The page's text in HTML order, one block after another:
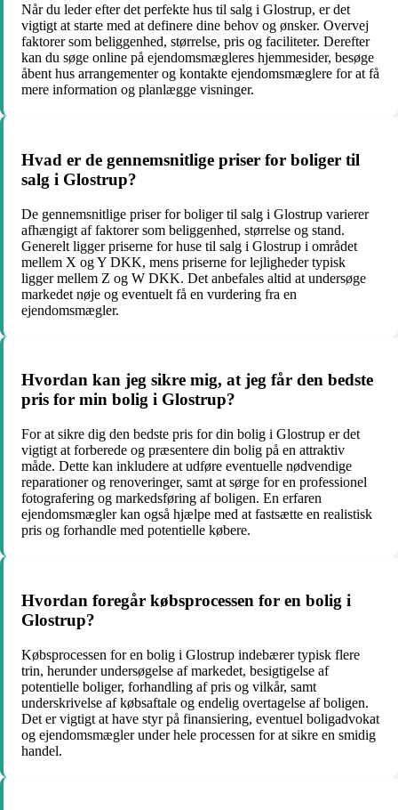
Når du leder efter det perfekte hus til salg i Glostrup, er det
vigtigt at starte med at definere dine behov og ønsker. Overvej
faktorer som beliggenhed, størrelse, pris og faciliteter. Derefter
kan du søge online på ejendomsmægleres hjemmesider, besøge
åbent hus arrangementer og kontakte ejendomsmæglere for at få
mere information og planlægge visninger.
Hvad er de gennemsnitlige priser for boliger til
salg i Glostrup?
De gennemsnitlige priser for boliger til salg i Glostrup varierer
afhængigt af faktorer som beliggenhed, størrelse og stand.
Generelt ligger priserne for huse til salg i Glostrup i området
mellem X og Y DKK, mens priserne for lejligheder typisk
ligger mellem Z og W DKK. Det anbefales altid at undersøge
markedet nøje og eventuelt få en vurdering fra en
ejendomsmægler.
Hvordan kan jeg sikre mig, at jeg får den bedste
pris for min bolig i Glostrup?
For at sikre dig den bedste pris for din bolig i Glostrup er det
vigtigt at forberede og præsentere din bolig på en attraktiv
måde. Dette kan inkludere at udføre eventuelle nødvendige
reparationer og renoveringer, samt at sørge for en professionel
fotografering og markedsføring af boligen. En erfaren
ejendomsmægler kan også hjælpe med at fastsætte en realistisk
pris og forhandle med potentielle købere.
Hvordan foregår købsprocessen for en bolig i
Glostrup?
Købsprocessen for en bolig i Glostrup indebærer typisk flere
trin, herunder undersøgelse af markedet, besigtigelse af
potentielle boliger, forhandling af pris og vilkår, samt
underskrivelse af købsaftale og endelig overtagelse af boligen.
Det er vigtigt at have styr på finansiering, eventuel boligadvokat
og ejendomsmægler under hele processen for at sikre en smidig
handel.